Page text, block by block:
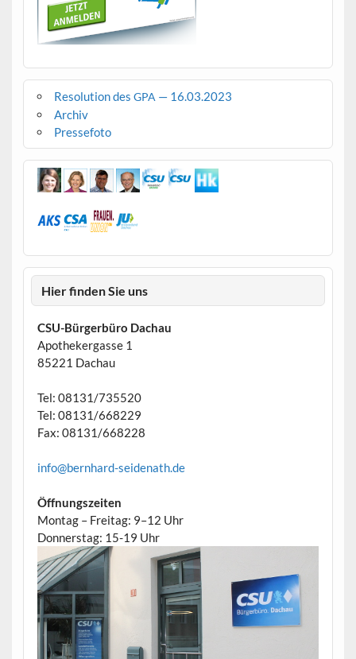
Resolution des GPA — 16.03.2023
Archiv
Pressefoto
Hier finden Sie uns
CSU-Bürgerbüro Dachau
Apothekergasse 1
85221 Dachau
Tel: 08131/735520
Tel: 08131/668229
Fax: 08131/668228
info@bernhard-seidenath.de
Öffnungszeiten
Montag – Freitag: 9–12 Uhr
Donnerstag: 15-19 Uhr